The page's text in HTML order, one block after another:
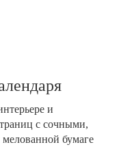
и
с сочными,
бумаге